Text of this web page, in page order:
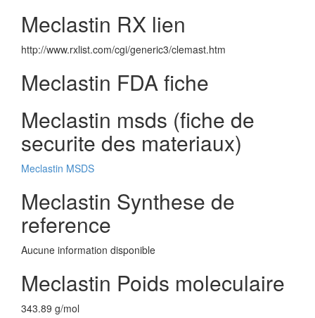
Meclastin RX lien
http://www.rxlist.com/cgi/generic3/clemast.htm
Meclastin FDA fiche
Meclastin msds (fiche de
securite des materiaux)
Meclastin MSDS
Meclastin Synthese de
reference
Aucune information disponible
Meclastin Poids moleculaire
343.89 g/mol